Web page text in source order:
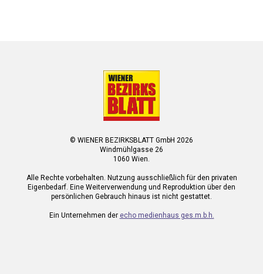
© WIENER BEZIRKSBLATT GmbH 2026
Windmühlgasse 26
1060 Wien.
Alle Rechte vorbehalten. Nutzung ausschließlich für den privaten
Eigenbedarf. Eine Weiterverwendung und Reproduktion über den
persönlichen Gebrauch hinaus ist nicht gestattet.
Ein Unternehmen der echo medienhaus ges.m.b.h.